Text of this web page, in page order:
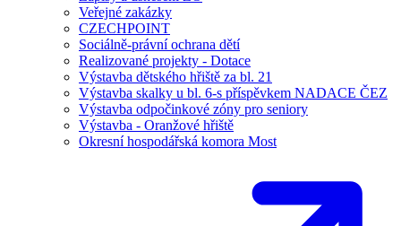
Veřejné zakázky
CZECHPOINT
Sociálně-právní ochrana dětí
Realizované projekty - Dotace
Výstavba dětského hřiště za bl. 21
Výstavba skalky u bl. 6-s příspěvkem NADACE ČEZ
Výstavba odpočinkové zóny pro seniory
Výstavba - Oranžové hřiště
Okresní hospodářská komora Most